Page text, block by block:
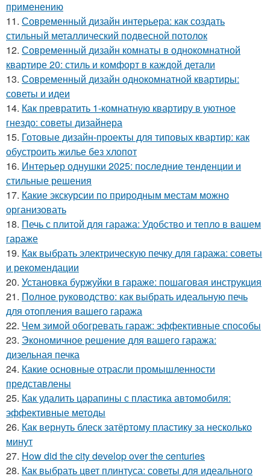
применению
11. Современный дизайн интерьера: как создать
стильный металлический подвесной потолок
12. Современный дизайн комнаты в однокомнатной
квартире 20: стиль и комфорт в каждой детали
13. Современный дизайн однокомнатной квартиры:
советы и идеи
14. Как превратить 1-комнатную квартиру в уютное
гнездо: советы дизайнера
15. Готовые дизайн-проекты для типовых квартир: как
обустроить жилье без хлопот
16. Интерьер однушки 2025: последние тенденции и
стильные решения
17. Какие экскурсии по природным местам можно
организовать
18. Печь с плитой для гаража: Удобство и тепло в вашем
гараже
19. Как выбрать электрическую печку для гаража: советы
и рекомендации
20. Установка буржуйки в гараже: пошаговая инструкция
21. Полное руководство: как выбрать идеальную печь
для отопления вашего гаража
22. Чем зимой обогревать гараж: эффективные способы
23. Экономичное решение для вашего гаража:
дизельная печка
24. Какие основные отрасли промышленности
представлены
25. Как удалить царапины с пластика автомобиля:
эффективные методы
26. Как вернуть блеск затёртому пластику за несколько
минут
27. How did the city develop over the centuries
28. Как выбрать цвет плинтуса: советы для идеального